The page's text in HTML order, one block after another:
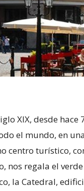
XIX, desde hace
el mundo, en
centro turístico,
nos regala el
la Catedral,